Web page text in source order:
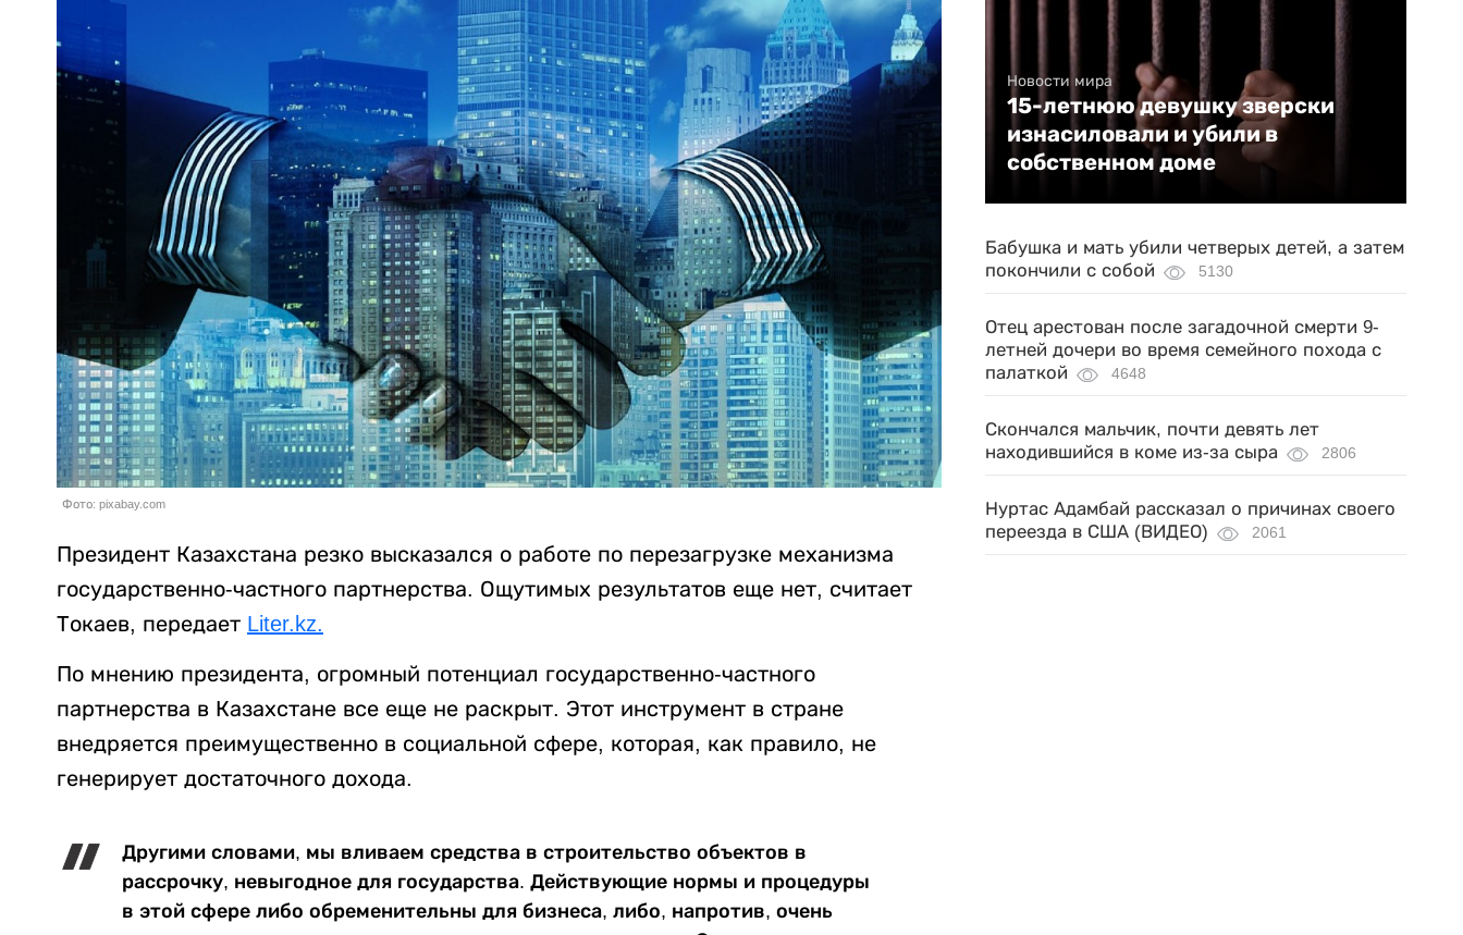
Фото: pixabay.com
Президент Казахстана резко высказался о работе по перезагрузке механизма
государственно-частного партнерства. Ощутимых результатов еще нет, считает
Токаев, передает Liter.kz.
По мнению президента, огромный потенциал государственно-частного
партнерства в Казахстане все еще не раскрыт. Этот инструмент в стране
внедряется преимущественно в социальной сфере, которая, как правило, не
генерирует достаточного дохода.
Другими словами, мы вливаем средства в строительство объектов в
рассрочку, невыгодное для государства. Действующие нормы и процедуры
в этой сфере либо обременительны для бизнеса, либо, напротив, очень
Новости мира
15-летнюю девушку зверски
изнасиловали и убили в
собственном доме
Бабушка и мать убили четверых детей, а затем
покончили с собой
5130
Отец арестован после загадочной смерти 9-
летней дочери во время семейного похода с
палаткой
4648
Скончался мальчик, почти девять лет
находившийся в коме из-за сыра
2806
Нуртас Адамбай рассказал о причинах своего
переезда в США (ВИДЕО)
2061